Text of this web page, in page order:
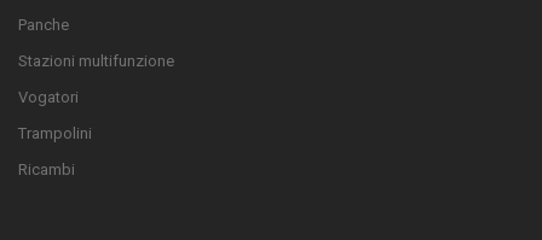
Panche
Stazioni multifunzione
Vogatori
Trampolini
Ricambi